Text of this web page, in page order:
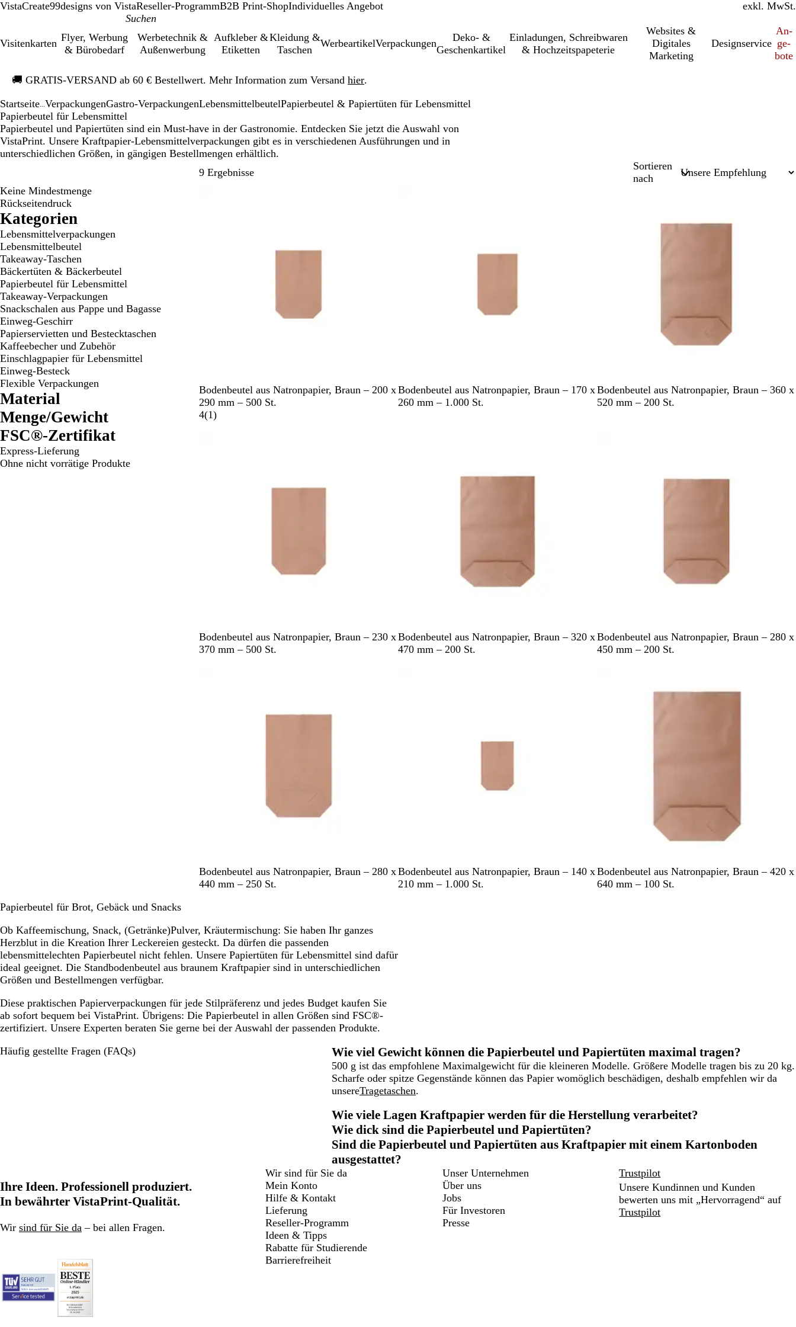
VistaCreate99designs von VistaReseller-ProgrammB2B Print-ShopIndividuelles Angebot inkl. MwSt.
exkl. MwSt.
Visitenkarten
Flyer, Werbung
& Bürobedarf
Werbetechnik &
Außenwerbung
Aufkleber &
Etiketten
Kleidung &
Taschen
WerbeartikelVerpackungen
Deko- &
Geschenkartikel
Einl­a­dung­en, Schreib­wa­ren
& Hochzeitspapeterie
Websites &
Digitales
Marketing
Designservice
An­­
ge­­
bo­­te
🚚 GRATIS-VERSAND ab 60 € Bestellwert. Mehr Information zum Versand hier.
1
Startseite VerpackungenGastro-VerpackungenLebensmittelbeutelPapierbeutel & Papiertüten für Lebensmittel
Papierbeutel für Lebensmittel
Papierbeutel und Papiertüten sind ein Must-have in der Gastronomie. Entdecken Sie jetzt die Auswahl von
VistaPrint. Unsere Kraftpapier-Lebensmittelverpackungen gibt es in verschiedenen Ausführungen und in
unterschiedlichen Größen, in gängigen Bestellmengen erhältlich.
9 Ergebnisse
Sortieren
nach
Keine Mindestmenge
Rückseitendruck
Kategorien
Lebensmittelverpackungen
Lebensmittelbeutel
Takeaway-Taschen
Bäckertüten & Bäckerbeutel
Papierbeutel für Lebensmittel
Takeaway-Verpackungen
Snackschalen aus Pappe und Bagasse
Einweg-Geschirr
Papierservietten und Bestecktaschen
Kaffeebecher und Zubehör
Einschlagpapier für Lebensmittel
Einweg-Besteck
Flexible Verpackungen
Material
Menge/Gewicht
FSC®-Zertifikat
Express-Lieferung
Ohne nicht vorrätige Produkte
B
r
a
Bodenbeutel aus Natronpapier, Braun – 200 x
290 mm – 500 St.
4(11
)
B
r
Bodenbeutel aus Natronpapier, Braun – 170 x
260 mm – 1.000 St.
B
r
Bodenbeutel aus Natronpapier, Braun – 360 x
520 mm – 200 St.
B
r
Bodenbeutel aus Natronpapier, Braun – 230 x
370 mm – 500 St.
B
r
Bodenbeutel aus Natronpapier, Braun – 320 x
470 mm – 200 St.
B
r
Bodenbeutel aus Natronpapier, Braun – 280 x
450 mm – 200 St.
B
r
Bodenbeutel aus Natronpapier, Braun – 280 x
440 mm – 250 St.
B
r
Bodenbeutel aus Natronpapier, Braun – 140 x
210 mm – 1.000 St.
B
r
Bodenbeutel aus Natronpapier, Braun – 420 x
640 mm – 100 St.
Papierbeutel für Brot, Gebäck und Snacks
Ob Kaffeemischung, Snack, (Getränke)Pulver, Kräutermischung: Sie haben Ihr ganzes
Herzblut in die Kreation Ihrer Leckereien gesteckt. Da dürfen die passenden
lebensmittelechten Papierbeutel nicht fehlen. Unsere Papiertüten für Lebensmittel sind dafür
ideal geeignet. Die Standbodenbeutel aus braunem Kraftpapier sind in unterschiedlichen
Größen und Bestellmengen verfügbar.
Diese praktischen Papierverpackungen für jede Stilpräferenz und jedes Budget kaufen Sie
ab sofort bequem bei VistaPrint. Übrigens: Die Papierbeutel in allen Größen sind FSC®-
zertifiziert. Unsere Experten beraten Sie gerne bei der Auswahl der passenden Produkte.
Häufig gestellte Fragen (FAQs)
Wie viel Gewicht können die Papierbeutel und Papiertüten maximal tragen?
500 g ist das empfohlene Maximalgewicht für die kleineren Modelle. Größere Modelle tragen bis zu 20 kg.
Scharfe oder spitze Gegenstände können das Papier womöglich beschädigen, deshalb empfehlen wir da
unsereTragetaschen.
Wie viele Lagen Kraftpapier werden für die Herstellung verarbeitet?
Wie dick sind die Papierbeutel und Papiertüten?
Sind die Papierbeutel und Papiertüten aus Kraftpapier mit einem Kartonboden
ausgestattet?
Ihre Ideen. Professionell produziert.
In bewährter VistaPrint-Qualität.
Wir sind für Sie da – bei allen Fragen.
Wir sind für Sie da
Mein Konto
Hilfe & Kontakt
Lieferung
Reseller-Programm
Ideen & Tipps
Rabatte für Studierende
Barrierefreiheit
Unser Unternehmen
Über uns
Jobs
Für Investoren
Presse
Trustpilot
Unsere Kundinnen und Kunden
bewerten uns mit „Hervorragend“ auf
Trustpilot